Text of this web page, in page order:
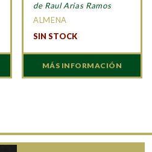
de Raul Arias Ramos
ALMENA
SIN STOCK
MÁS INFORMACIÓN